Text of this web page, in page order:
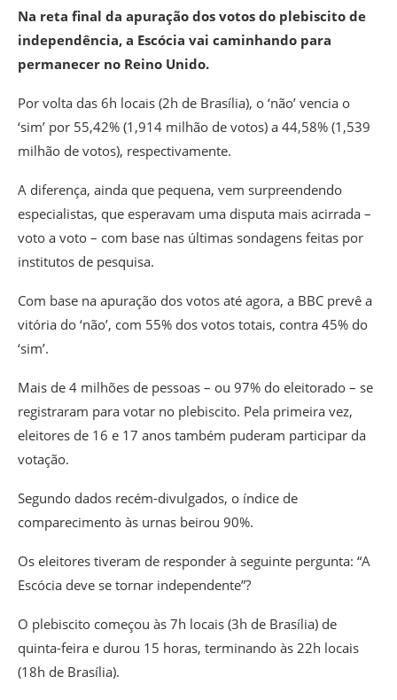
Na reta final da apuração dos votos do plebiscito de
independência, a Escócia vai caminhando para
permanecer no Reino Unido.
Por volta das 6h locais (2h de Brasília), o ‘não’ vencia o
‘sim’ por 55,42% (1,914 milhão de votos) a 44,58% (1,539
milhão de votos), respectivamente.
A diferença, ainda que pequena, vem surpreendendo
especialistas, que esperavam uma disputa mais acirrada –
voto a voto – com base nas últimas sondagens feitas por
institutos de pesquisa.
Com base na apuração dos votos até agora, a BBC prevê a
vitória do ‘não’, com 55% dos votos totais, contra 45% do
‘sim’.
Mais de 4 milhões de pessoas – ou 97% do eleitorado – se
registraram para votar no plebiscito. Pela primeira vez,
eleitores de 16 e 17 anos também puderam participar da
votação.
Segundo dados recém-divulgados, o índice de
comparecimento às urnas beirou 90%.
Os eleitores tiveram de responder à seguinte pergunta: “A
Escócia deve se tornar independente”?
O plebiscito começou às 7h locais (3h de Brasília) de
quinta-feira e durou 15 horas, terminando às 22h locais
(18h de Brasília).